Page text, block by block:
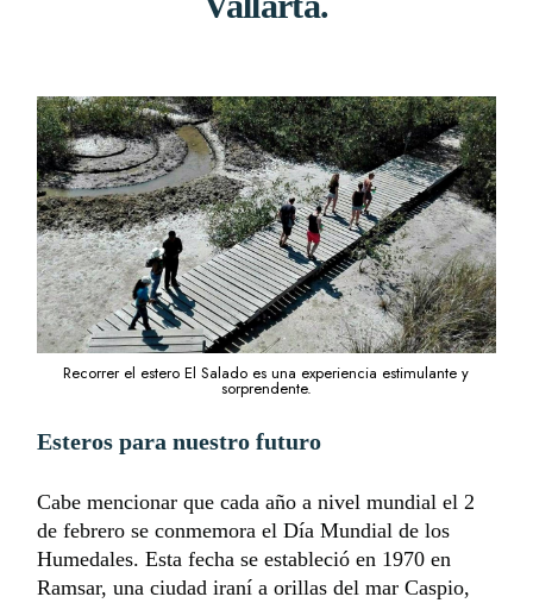
Recorrer el estero El Salado es una experiencia estimulante y
sorprendente.
Esteros para nuestro futuro
Cabe mencionar que cada año a nivel mundial el 2
de febrero se conmemora el Día Mundial de los
Humedales. Esta fecha se estableció en 1970 en
Ramsar, una ciudad iraní a orillas del mar Caspio,